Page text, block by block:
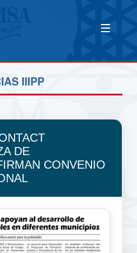
IIIPP
DE
CONVENIO